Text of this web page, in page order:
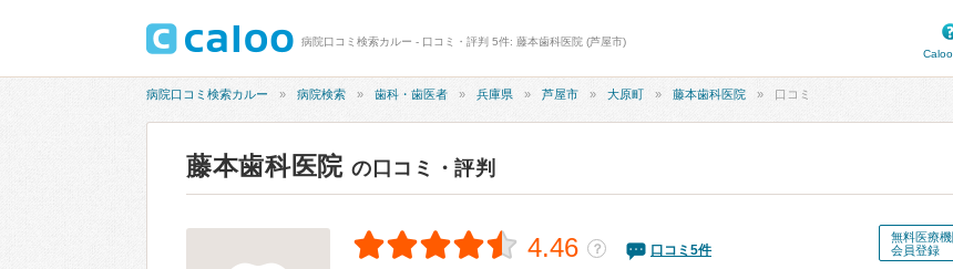
病院口コミ検索カルー - 口コミ・評判 5件: 藤本歯科医院 (芦屋市)
病院口コミ検索カルー 病院検索 歯科・歯医者 兵庫県 芦屋市 大原町 藤本歯科医院 口コミ
藤本歯科医院 の口コミ・評判
無料医療
会員登録
4.46 ？ 口コミ 5件